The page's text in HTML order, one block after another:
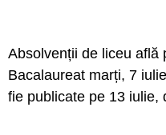
Absolvenții de liceu află
Bacalaureat marți, 7
fie publicate pe 13 iulie,